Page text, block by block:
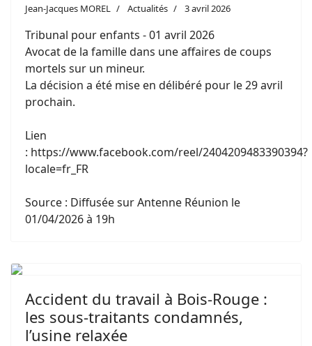
Jean-Jacques MOREL Actualités 3 avril 2026
Tribunal pour enfants - 01 avril 2026
Avocat de la famille dans une affaires de coups
mortels sur un mineur.
La décision a été mise en délibéré pour le 29 avril
prochain.
Lien
: https://www.facebook.com/reel/2404209483390394?
locale=fr_FR
Source : Diffusée sur Antenne Réunion le
01/04/2026 à 19h
Accident du travail à Bois-Rouge :
les sous-traitants condamnés,
l’usine relaxée